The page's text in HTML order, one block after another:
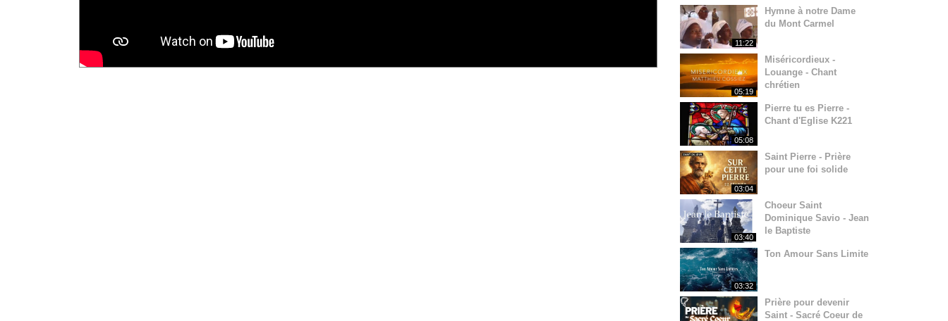
11:22
Hymne à notre Dame
du Mont Carmel
05:19
Miséricordieux -
Louange - Chant
chrétien
05:08
Pierre tu es Pierre -
Chant d'Eglise K221
03:04
Saint Pierre - Prière
pour une foi solide
03:40
Choeur Saint
Dominique Savio - Jean
le Baptiste
03:32
Ton Amour Sans Limite
Prière pour devenir
Saint - Sacré Coeur de